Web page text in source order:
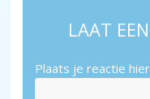
LAAT
Plaats je reactie